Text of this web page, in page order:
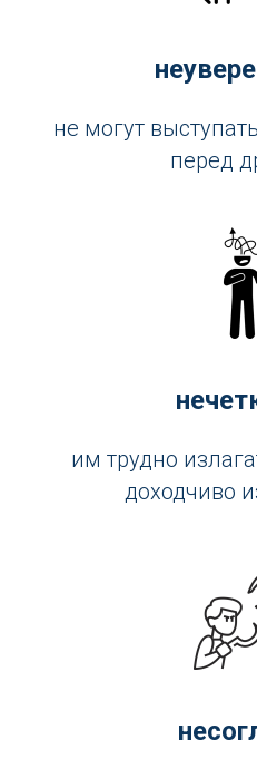
не могут
перед
им трудно
доходчиво